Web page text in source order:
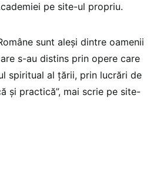
pe site-ul propriu.
sunt aleși dintre oamenii
s-au distins prin opere care
spiritual al țării, prin lucrări de
și practică”, mai scrie pe site-